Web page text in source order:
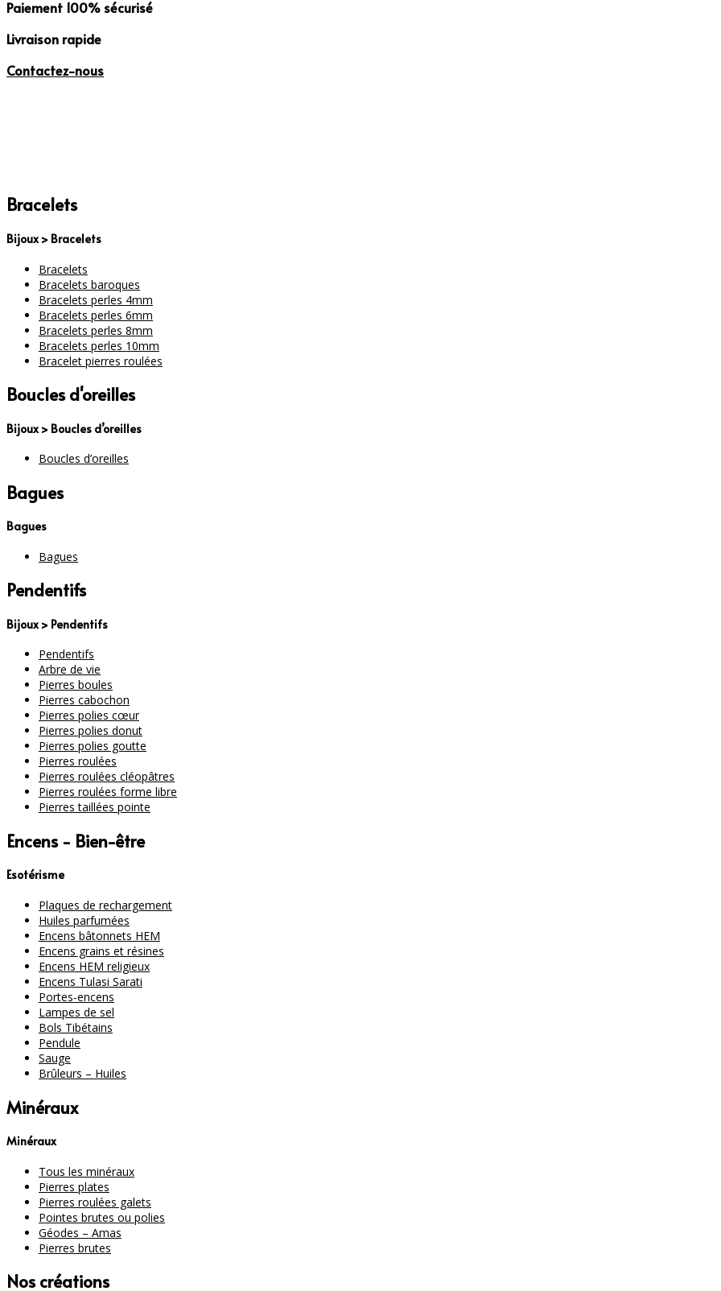
Paiement 100% sécurisé
Livraison rapide
Contactez-nous
Bracelets
Bijoux > Bracelets
Bracelets
Bracelets baroques
Bracelets perles 4mm
Bracelets perles 6mm
Bracelets perles 8mm
Bracelets perles 10mm
Bracelet pierres roulées
Boucles d'oreilles
Bijoux > Boucles d’oreilles
Boucles d’oreilles
Bagues
Bagues
Bagues
Pendentifs
Bijoux > Pendentifs
Pendentifs
Arbre de vie
Pierres boules
Pierres cabochon
Pierres polies cœur
Pierres polies donut
Pierres polies goutte
Pierres roulées
Pierres roulées cléopâtres
Pierres roulées forme libre
Pierres taillées pointe
Encens - Bien-être
Esotérisme
Plaques de rechargement
Huiles parfumées
Encens bâtonnets HEM
Encens grains et résines
Encens HEM religieux
Encens Tulasi Sarati
Portes-encens
Lampes de sel
Bols Tibétains
Pendule
Sauge
Brûleurs – Huiles
Minéraux
Minéraux
Tous les minéraux
Pierres plates
Pierres roulées galets
Pointes brutes ou polies
Géodes – Amas
Pierres brutes
Nos créations